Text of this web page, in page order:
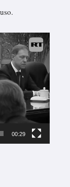
00:29